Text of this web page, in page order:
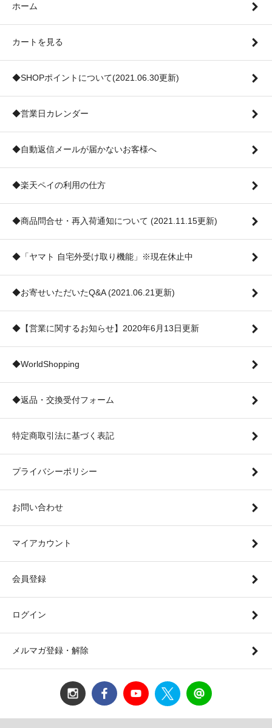
ホーム
カートを見る
◆SHOPポイントについて(2021.06.30更新)
◆営業日カレンダー
◆自動返信メールが届かないお客様へ
◆楽天ペイの利用の仕方
◆商品問合せ・再入荷通知について (2021.11.15更新)
◆「ヤマト 自宅外受け取り機能」※現在休止中
◆お寄せいただいたQ&A (2021.06.21更新)
◆【営業に関するお知らせ】2020年6月13日更新
◆WorldShopping
◆返品・交換受付フォーム
特定商取引法に基づく表記
プライバシーポリシー
お問い合わせ
マイアカウント
会員登録
ログイン
メルマガ登録・解除